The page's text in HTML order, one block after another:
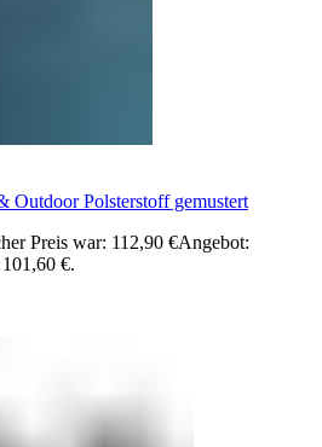
Polsterstoff gemustert
Preis war: 112,90 €Angebot:
€.